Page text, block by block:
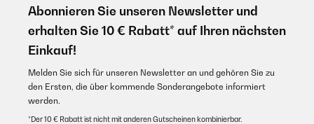
Abonnieren Sie unseren Newsletter und
erhalten Sie 10 € Rabatt* auf Ihren nächsten
Einkauf!
Melden Sie sich für unseren Newsletter an und gehören Sie zu
den Ersten, die über kommende Sonderangebote informiert
werden.
*Der 10 € Rabatt ist nicht mit anderen Gutscheinen kombinierbar.